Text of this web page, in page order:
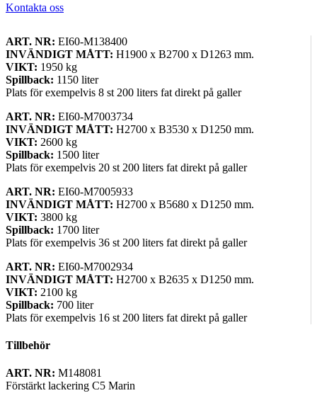
Kontakta oss
ART. NR: EI60-M138400
INVÄNDIGT MÅTT: H1900 x B2700 x D1263 mm.
VIKT: 1950 kg
Spillback: 1150 liter
Plats för exempelvis 8 st 200 liters fat direkt på galler
ART. NR: EI60-M7003734
INVÄNDIGT MÅTT: H2700 x B3530 x D1250 mm.
VIKT: 2600 kg
Spillback: 1500 liter
Plats för exempelvis 20 st 200 liters fat direkt på galler
ART. NR: EI60-M7005933
INVÄNDIGT MÅTT: H2700 x B5680 x D1250 mm.
VIKT: 3800 kg
Spillback: 1700 liter
Plats för exempelvis 36 st 200 liters fat direkt på galler
ART. NR: EI60-M7002934
INVÄNDIGT MÅTT: H2700 x B2635 x D1250 mm.
VIKT: 2100 kg
Spillback: 700 liter
Plats för exempelvis 16 st 200 liters fat direkt på galler
Tillbehör
ART. NR: M148081
Förstärkt lackering C5 Marin